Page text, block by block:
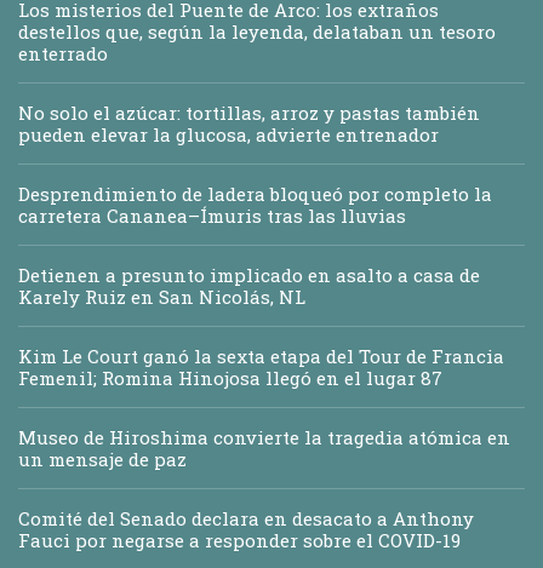
Los misterios del Puente de Arco: los extraños
destellos que, según la leyenda, delataban un tesoro
enterrado
No solo el azúcar: tortillas, arroz y pastas también
pueden elevar la glucosa, advierte entrenador
Desprendimiento de ladera bloqueó por completo la
carretera Cananea–Ímuris tras las lluvias
Detienen a presunto implicado en asalto a casa de
Karely Ruiz en San Nicolás, NL
Kim Le Court ganó la sexta etapa del Tour de Francia
Femenil; Romina Hinojosa llegó en el lugar 87
Museo de Hiroshima convierte la tragedia atómica en
un mensaje de paz
Comité del Senado declara en desacato a Anthony
Fauci por negarse a responder sobre el COVID-19